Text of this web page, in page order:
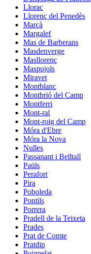
Llorac
Llorenç del Penedès
Marçà
Margalef
Mas de Barberans
Masdenverge
Masllorenç
Maspujols
Miravet
Montblanc
Montbrió del Camp
Montferri
Mont-ral
Mont-roig del Camp
Móra d'Ebre
Móra la Nova
Nulles
Passanant i Belltall
Paüls
Perafort
Pira
Poboleda
Pontils
Porrera
Pradell de la Teixeta
Prades
Prat de Comte
Pratdip